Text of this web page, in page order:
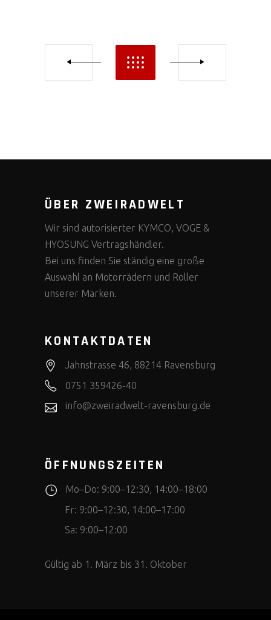
ÜBER ZWEIRADWELT
Wir sind autorisierter KYMCO, VOGE &
HYOSUNG Vertragshändler.
Bei uns finden Sie ständig eine große
Auswahl an Motorrädern und Roller
unserer Marken.
KONTAKTDATEN
Jahnstrasse 46, 88214 Ravensburg
0751 359426-40
info@zweiradwelt-ravensburg.de
ÖFFNUNGSZEITEN
Mo–Do: 9:00–12:30, 14:00–18:00
Fr: 9:00–12:30, 14:00–17:00
Sa: 9:00–12:00
Gültig ab 1. März bis 31. Oktober